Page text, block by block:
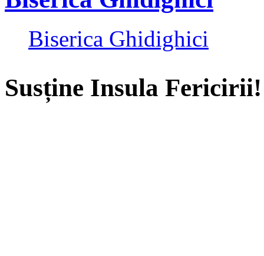
Biserica Ghidighici
Susține Insula Fericirii!